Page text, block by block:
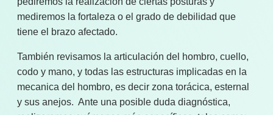
mediremos la fortaleza o el grado de debilidad que
tiene el brazo afectado.
También revisamos la articulación del hombro, cuello,
codo y mano, y todas las estructuras implicadas en la
mecanica del hombro, es decir zona torácica, esternal
y sus anejos. Ante una posible duda diagnóstica,